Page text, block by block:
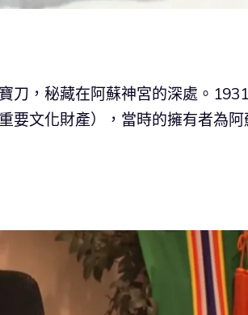
刀，秘藏在阿蘇神宮的深處。1931
要文化財產），當時的擁有者為阿